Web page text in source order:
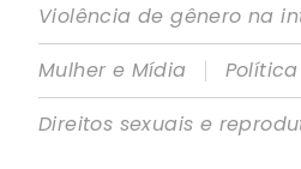
Violência de gênero na
Mulher e Mídia
|
Direitos sexuais e